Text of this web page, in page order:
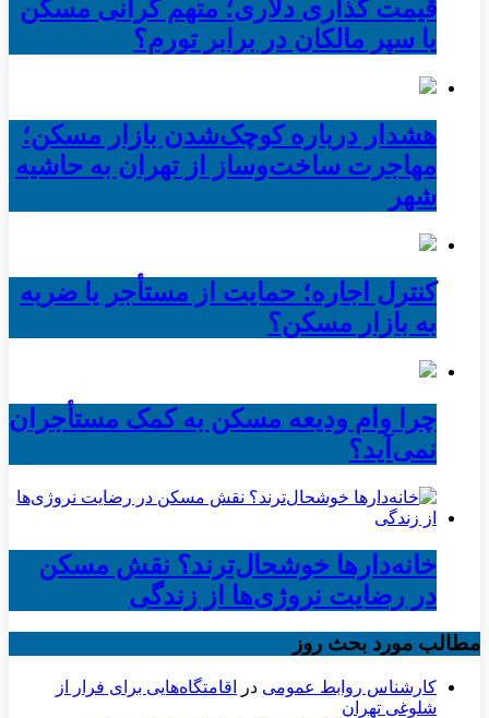
قیمت گذاری دلاری؛ متهم گرانی مسکن
یا سپر مالکان در برابر تورم؟
هشدار درباره کوچک‌شدن بازار مسکن؛
مهاجرت ساخت‌وساز از تهران به حاشیه‌
شهر
کنترل اجاره؛ حمایت از مستأجر یا ضربه
به بازار مسکن؟
چرا وام ودیعه مسکن به کمک مستأجران
نمی‌آید؟
خانه‌دارها خوشحال‌ترند؟ نقش مسکن
در رضایت نروژی‌ها از زندگی
مطالب مورد بحث روز
کارشناس روابط عمومی در
اقامتگاه‌هایی برای فرار از
شلوغی تهران